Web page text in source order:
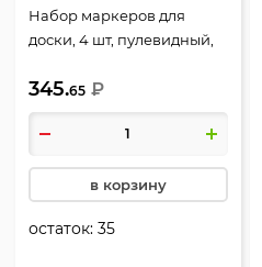
Набор маркеров для
доски, 4 шт, пулевидный,
упаковка пластиковая
коробка, европодвес, W-
170, Erich Krause, 13047
345.65 ₽
в корзину
остаток:35